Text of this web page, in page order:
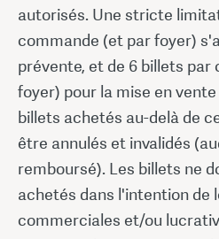
autorisés. Une stricte
commande (et par foyer)
prévente, et de 6 billets
foyer) pour la mise en vente
billets achetés au-delà de
être annulés et invalidés
remboursé). Les billets ne
achetés dans l'intention de
commerciales et/ou